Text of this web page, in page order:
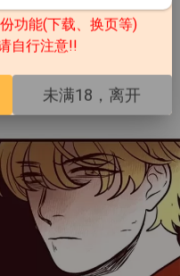
功能(下载、换页等)
自行注意!!
未满18，离开